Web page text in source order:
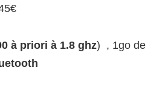
à priori à 1.8 ghz) , 1go de